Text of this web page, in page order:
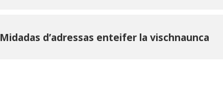
Midadas d’adressas enteifer la vischnaunca